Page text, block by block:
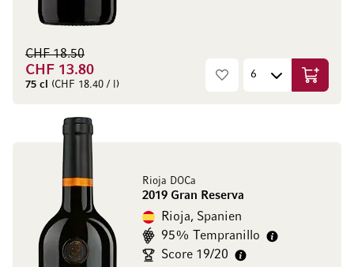
CHF 13.80
CHF 18.50
75 cl (CHF 18.40 / l) In den
Rioja DOCa
2019 Gran Reserva
Rioja, Spanien
95% Tempranillo
Score 19/20